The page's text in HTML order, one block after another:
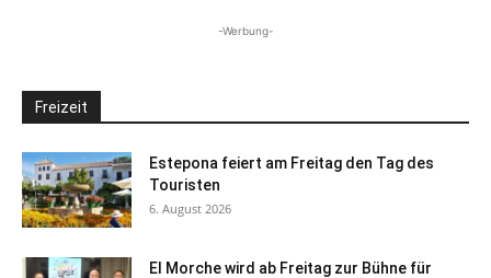
-Werbung-
Freizeit
Estepona feiert am Freitag den Tag des
Touristen
6. August 2026
El Morche wird ab Freitag zur Bühne für